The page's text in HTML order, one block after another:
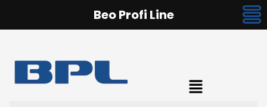
Beo Profi Line